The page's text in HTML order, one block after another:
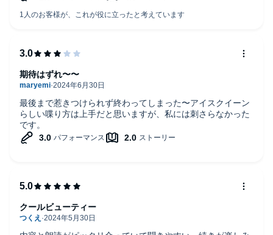
キャスターチェア…キャスタチェア
オペレーター…オペレータ
聞き終わってちょっと思いついただけでもこんなに出てく
る。
この人伸ばして読めないの？
とにかく気持ち悪い
最後まで惹きつけられず終わってしまった〜アイスクイーン
らしい喋り方は上手だと思いますが、私には刺さらなかった
です。
期待はずれ〜〜
クールビューティー